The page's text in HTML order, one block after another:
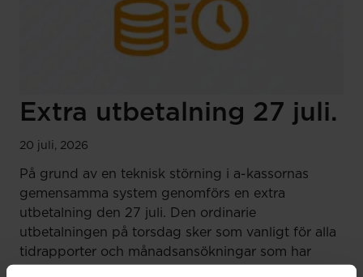
Extra utbetalning 27 juli.
20 juli, 2026
På grund av en teknisk störning i a-kassornas
gemensamma system genomförs en extra
utbetalning den 27 juli. Den ordinarie
utbetalningen på torsdag sker som vanligt för alla
tidrapporter och månadsansökningar som har